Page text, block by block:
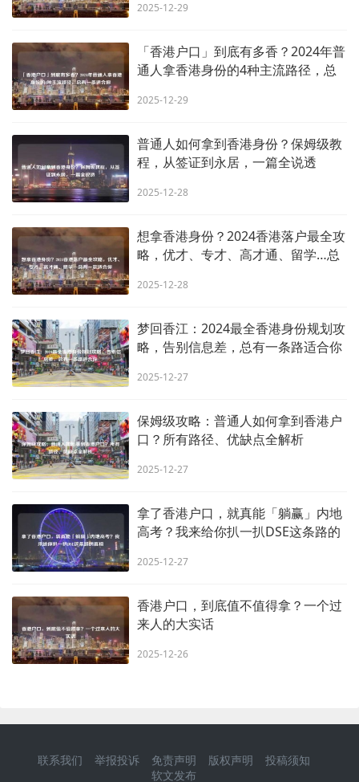
2025-12-29
「香港户口」到底有多香？2024年普
通人拿香港身份的4种主流路径，总
2025-12-29
普通人如何拿到香港身份？保姆级教
程，从签证到永居，一篇全说透
2025-12-28
想拿香港身份？2024香港落户最全攻
略，优才、专才、高才通、留学…总
2025-12-28
梦回香江：2024最全香港身份规划攻
略，告别信息差，总有一条路适合你
2025-12-27
保姆级攻略：普通人如何拿到香港户
口？所有路径、优缺点全解析
2025-12-27
拿了香港户口，就真能「躺赢」内地
高考？我来给你扒一扒DSE这条路的
2025-12-27
香港户口，到底值不值得拿？一个过
来人的大实话
2025-12-26
联系我们 举报投诉 免责声明 版权声明
投稿须知
软文发布